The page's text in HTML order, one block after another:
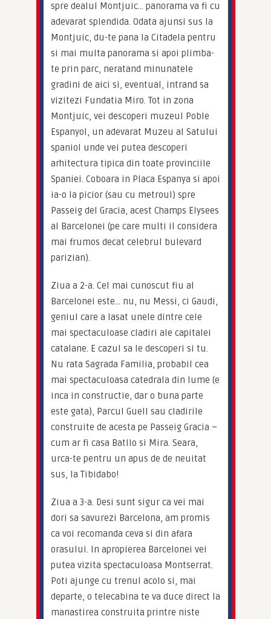
spre dealul Montjuic… panorama va fi cu
adevarat splendida. Odata ajunsi sus la
Montjuic, du-te pana la Citadela pentru
si mai multa panorama si apoi plimba-
te prin parc, neratand minunatele
gradini de aici si, eventual, intrand sa
vizitezi Fundatia Miro. Tot in zona
Montjuic, vei descoperi muzeul Poble
Espanyol, un adevarat Muzeu al Satului
spaniol unde vei putea descoperi
arhitectura tipica din toate provinciile
Spaniei. Coboara in Placa Espanya si apoi
ia-o la picior (sau cu metroul) spre
Passeig del Gracia, acest Champs Elysees
al Barcelonei (pe care multi il considera
mai frumos decat celebrul bulevard
parizian).
Ziua a 2-a. Cel mai cunoscut fiu al
Barcelonei este… nu, nu Messi, ci Gaudi,
geniul care a lasat unele dintre cele
mai spectaculoase cladiri ale capitalei
catalane. E cazul sa le descoperi si tu.
Nu rata Sagrada Familia, probabil cea
mai spectaculoasa catedrala din lume (e
inca in constructie, dar o buna parte
este gata), Parcul Guell sau cladirile
construite de acesta pe Passeig Gracia –
cum ar fi casa Batllo si Mira. Seara,
urca-te pentru un apus de de neuitat
sus, la Tibidabo!
Ziua a 3-a. Desi sunt sigur ca vei mai
dori sa savurezi Barcelona, am promis
ca voi recomanda ceva si din afara
orasului. In apropierea Barcelonei vei
putea vizita spectaculoasa Montserrat.
Poti ajunge cu trenul acolo si, mai
departe, o telecabina te va duce direct la
manastirea construita printre niste